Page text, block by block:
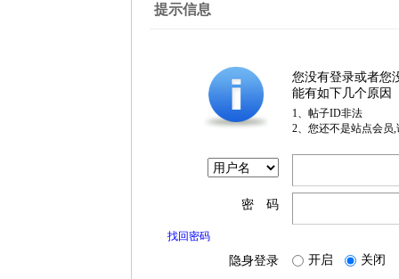
提示信息
您没有登录或者您
能有如下几个原因
1、帖子ID非法
2、您还不是站点会员
密 码
找回密码
隐身登录 开启 关闭